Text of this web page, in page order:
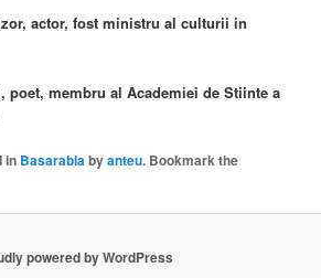
actor, fost ministru al culturii in
poet, membru al Academiei de Stiinte a
in Basarabiabyanteu. Bookmark the
powered by WordPress